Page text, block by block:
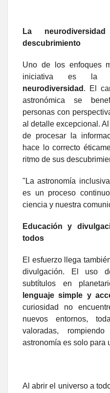
La
descubrimiento
Uno de los enfoques
iniciativa es la
neurodiversidad . El
astronómica se
personas con
al detalle excepcional.
de procesar la
hace lo correcto
ritmo de sus
"La astronomía
es un proceso
ciencia y nuestra
Educación y
todos
El esfuerzo llega
divulgación. El uso
subtítulos en
lenguaje simple y
curiosidad no
nuevos entornos,
valoradas,
astronomía es solo para
Al abrir el universo a